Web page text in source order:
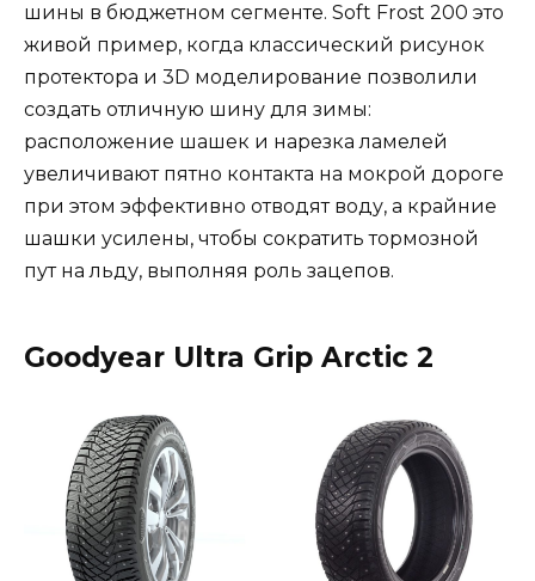
шины в бюджетном сегменте. Soft Frost 200 это
живой пример, когда классический рисунок
протектора и 3D моделирование позволили
создать отличную шину для зимы:
расположение шашек и нарезка ламелей
увеличивают пятно контакта на мокрой дороге
при этом эффективно отводят воду, а крайние
шашки усилены, чтобы сократить тормозной
пут на льду, выполняя роль зацепов.
Goodyear Ultra Grip Arctic 2